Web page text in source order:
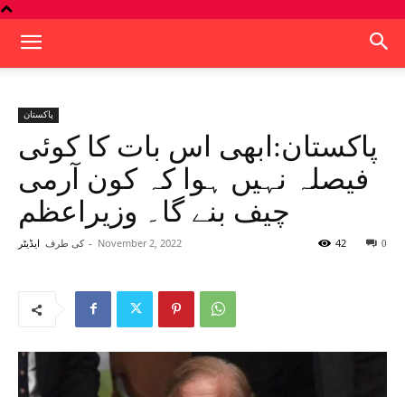
پاکستان
پاکستان:ابھی اس بات کا کوئی
فیصلہ نہیں ہوا کہ کون آرمی
چیف بنے گا۔ وزیراعظم
کی طرف ایڈیٹر - November 2, 2022 0
42